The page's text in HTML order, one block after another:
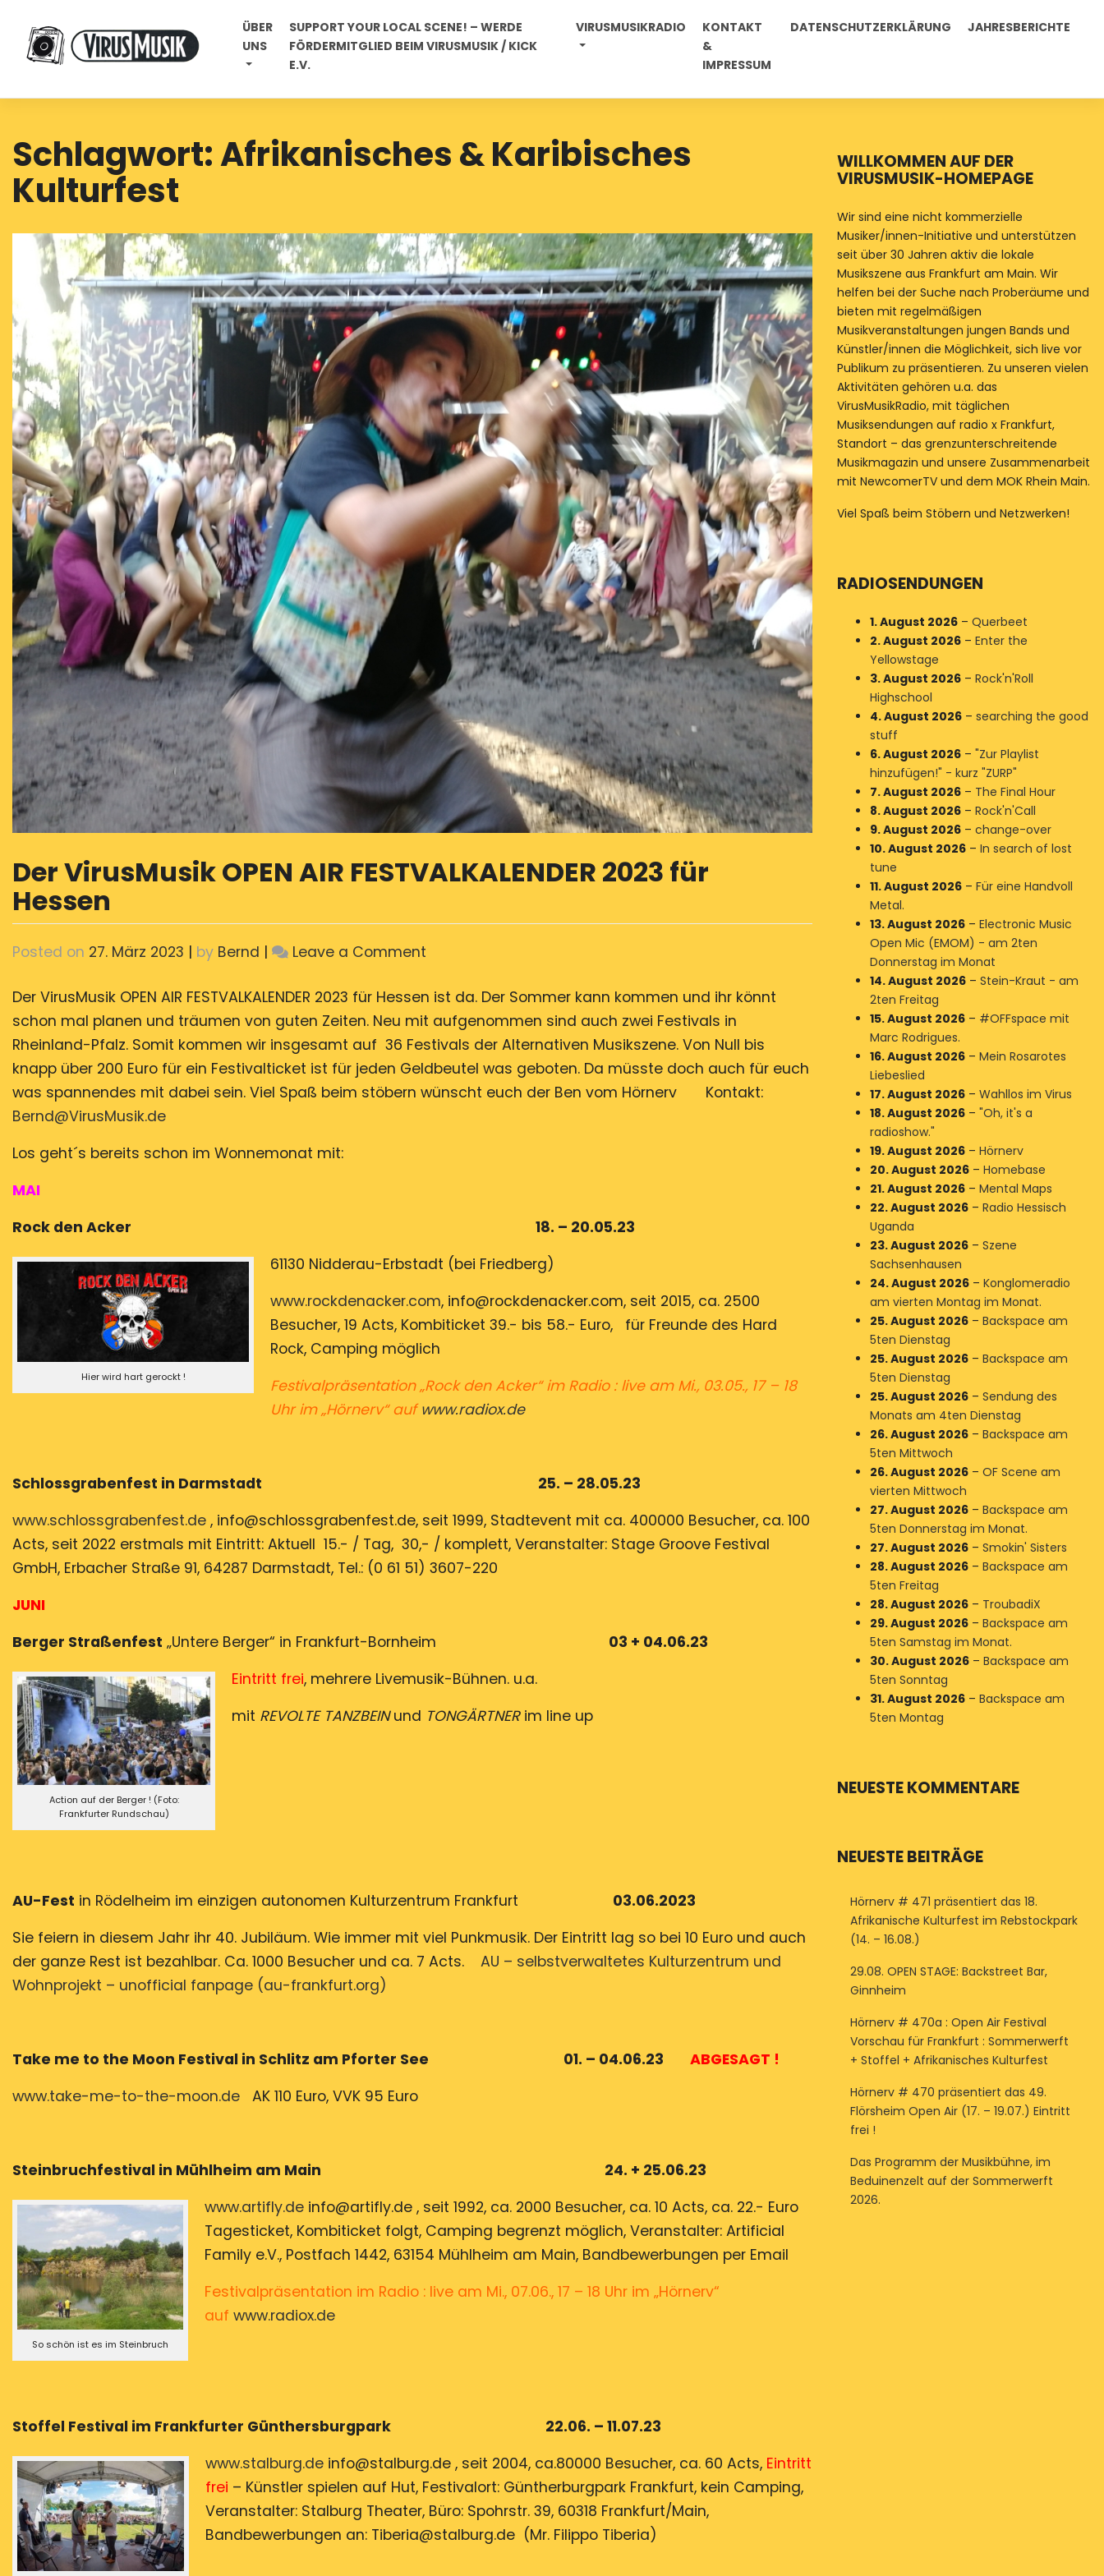
content
ÜBER
UNS
SUPPORT YOUR LOCAL SCENE! – WERDE
FÖRDERMITGLIED BEIM VIRUSMUSIK / KICK
E.V.
VIRUSMUSIKRADIO
KONTAKT
&
IMPRESSUM
DATENSCHUTZERKLÄRUNG JAHRESBERICHTE
Schlagwort:Afrikanisches & Karibisches
Kulturfest
Der VirusMusik OPEN AIR FESTVALKALENDER 2023 für
Hessen
Posted on 27. März 2023 | by Bernd | Leave a Comment
VirusMusik
OPEN
AIR
FESTVALKALENDER
2023
Der VirusMusik OPEN AIR FESTVALKALENDER 2023 für Hessen ist da. Der Sommer kann kommen und ihr könnt
schon mal planen und träumen von guten Zeiten. Neu mit aufgenommen sind auch zwei Festivals in
Rheinland-Pfalz. Somit kommen wir insgesamt auf 36 Festivals der Alternativen Musikszene. Von Null bis
knapp über 200 Euro für ein Festivalticket ist für jeden Geldbeutel was geboten. Da müsste doch auch für euch
was spannendes mit dabei sein. Viel Spaß beim stöbern wünscht euch der Ben vom Hörnerv Kontakt:
Bernd@VirusMusik.de
Los geht´s bereits schon im Wonnemonat mit:
MAI
Rock den Acker
18. – 20.05.23
Hier wird hart gerockt !
61130 Nidderau-Erbstadt (bei Friedberg)
www.rockdenacker.com, info@rockdenacker.com, seit 2015, ca. 2500
Besucher, 19 Acts, Kombiticket 39.- bis 58.- Euro, für Freunde des Hard
Rock, Camping möglich
Festivalpräsentation „Rock den Acker“ im Radio : live am Mi., 03.05., 17 – 18
Uhr im „Hörnerv“ aufwww.radiox.de
Schlossgrabenfest in Darmstadt 25. – 28.05.23
www.schlossgrabenfest.de , info@schlossgrabenfest.de, seit 1999, Stadtevent mit ca. 400000 Besucher, ca. 100
Acts, seit 2022 erstmals mit Eintritt: Aktuell 15.- / Tag, 30,- / komplett, Veranstalter: Stage Groove Festival
GmbH, Erbacher Straße 91, 64287 Darmstadt, Tel.: (0 61 51) 3607-220
JUNI
Berger Straßenfest „Untere Berger“ in Frankfurt-Bornheim 03 + 04.06.23
Action auf der Berger ! (Foto:
Frankfurter Rundschau)
Eintritt frei, mehrere Livemusik-Bühnen. u.a.
mit REVOLTE TANZBEINund TONGÄRTNERim line up
AU-Fest in Rödelheim im einzigen autonomen Kulturzentrum Frankfurt 03.06.2023
Sie feiern in diesem Jahr ihr 40. Jubiläum. Wie immer mit viel Punkmusik. Der Eintritt lag so bei 10 Euro und auch
der ganze Rest ist bezahlbar. Ca. 1000 Besucher und ca. 7 Acts. AU – selbstverwaltetes Kulturzentrum und
Wohnprojekt – unofficial fanpage (au-frankfurt.org)
Take me to the Moon Festival in Schlitz am Pforter See 01. – 04.06.23
ABGESAGT !
www.take-me-to-the-moon.de AK 110 Euro, VVK 95 Euro
Steinbruchfestival in Mühlheim am Main 24. + 25.06.23
So schön ist es im Steinbruch
www.artifly.de info@artifly.de , seit 1992, ca. 2000 Besucher, ca. 10 Acts, ca. 22.- Euro
Tagesticket, Kombiticket folgt, Camping begrenzt möglich, Veranstalter: Artificial
Family e.V., Postfach 1442, 63154 Mühlheim am Main, Bandbewerbungen per Email
Festivalpräsentation im Radio : live am Mi., 07.06., 17 – 18 Uhr im „Hörnerv“
auf www.radiox.de
Stoffel Festival im Frankfurter Günthersburgpark 22.06. – 11.07.23
www.stalburg.de info@stalburg.de , seit 2004, ca.80000 Besucher, ca. 60 Acts, Eintritt
frei – Künstler spielen auf Hut, Festivalort: Güntherburgpark Frankfurt, kein Camping,
Veranstalter: Stalburg Theater, Büro: Spohrstr. 39, 60318 Frankfurt/Main,
Bandbewerbungen an: Tiberia@stalburg.de (Mr. Filippo Tiberia)
WILLKOMMEN AUF DER
VIRUSMUSIK-HOMEPAGE
Wir sind eine nicht kommerzielle
Musiker/innen-Initiative und unterstützen
seit über 30 Jahren aktiv die lokale
Musikszene aus Frankfurt am Main. Wir
helfen bei der Suche nach Proberäume und
bieten mit regelmäßigen
Musikveranstaltungen jungen Bands und
Künstler/innen die Möglichkeit, sich live vor
Publikum zu präsentieren. Zu unseren vielen
Aktivitäten gehören u.a. das
VirusMusikRadio, mit täglichen
Musiksendungen auf radio x Frankfurt,
Standort – das grenzunterschreitende
Musikmagazin und unsere Zusammenarbeit
mit NewcomerTV und dem MOK Rhein Main.
Viel Spaß beim Stöbern und Netzwerken!
RADIOSENDUNGEN
1. August 2026– Querbeet
2. August 2026– Enter the
Yellowstage
3. August 2026– Rock'n'Roll
Highschool
4. August 2026– searching the good
stuff
6. August 2026– "Zur Playlist
hinzufügen!" - kurz "ZURP"
7. August 2026– The Final Hour
8. August 2026– Rock'n'Call
9. August 2026– change-over
10. August 2026– In search of lost
tune
11. August 2026– Für eine Handvoll
Metal.
13. August 2026– Electronic Music
Open Mic (EMOM) - am 2ten
Donnerstag im Monat
14. August 2026– Stein-Kraut - am
2ten Freitag
15. August 2026– #OFFspace mit
Marc Rodrigues.
16. August 2026– Mein Rosarotes
Liebeslied
17. August 2026– Wahllos im Virus
18. August 2026– "Oh, it's a
radioshow."
19. August 2026– Hörnerv
20. August 2026– Homebase
21. August 2026– Mental Maps
22. August 2026– Radio Hessisch
Uganda
23. August 2026– Szene
Sachsenhausen
24. August 2026– Konglomeradio
am vierten Montag im Monat.
25. August 2026– Backspace am
5ten Dienstag
25. August 2026– Backspace am
5ten Dienstag
25. August 2026– Sendung des
Monats am 4ten Dienstag
26. August 2026– Backspace am
5ten Mittwoch
26. August 2026– OF Scene am
vierten Mittwoch
27. August 2026– Backspace am
5ten Donnerstag im Monat.
27. August 2026– Smokin' Sisters
28. August 2026– Backspace am
5ten Freitag
28. August 2026– TroubadiX
29. August 2026– Backspace am
5ten Samstag im Monat.
30. August 2026– Backspace am
5ten Sonntag
31. August 2026– Backspace am
5ten Montag
NEUESTE KOMMENTARE
NEUESTE BEITRÄGE
Hörnerv # 471 präsentiert das 18.
Afrikanische Kulturfest im Rebstockpark
(14. – 16.08.)
29.08. OPEN STAGE: Backstreet Bar,
Ginnheim
Hörnerv # 470a : Open Air Festival
Vorschau für Frankfurt : Sommerwerft
+ Stoffel + Afrikanisches Kulturfest
Hörnerv # 470 präsentiert das 49.
Flörsheim Open Air (17. – 19.07.) Eintritt
frei !
Das Programm der Musikbühne, im
Beduinenzelt auf der Sommerwerft
2026.